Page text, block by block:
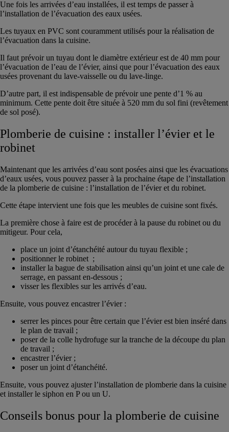
Une fois les arrivées d’eau installées, il est temps de passer à
l’installation de l’évacuation des eaux usées.
Les tuyaux en PVC sont couramment utilisés pour la réalisation de
l’évacuation dans la cuisine.
Il faut prévoir un tuyau dont le diamètre extérieur est de 40 mm pour
l’évacuation de l’eau de l’évier, ainsi que pour l’évacuation des eaux
usées provenant du lave-vaisselle ou du lave-linge.
D’autre part, il est indispensable de prévoir une pente d’1 % au
minimum. Cette pente doit être située à 520 mm du sol fini (revêtement
de sol posé).
Plomberie de cuisine : installer l’évier et le
robinet
Maintenant que les arrivées d’eau sont posées ainsi que les évacuations
d’eaux usées, vous pouvez passer à la prochaine étape de l’installation
de la plomberie de cuisine : l’installation de l’évier et du robinet.
Cette étape intervient une fois que les meubles de cuisine sont fixés.
La première chose à faire est de procéder à la pause du robinet ou du
mitigeur. Pour cela,
place un joint d’étanchéité autour du tuyau flexible ;
positionner le robinet ;
installer la bague de stabilisation ainsi qu’un joint et une cale de
serrage, en passant en-dessous ;
visser les flexibles sur les arrivés d’eau.
Ensuite, vous pouvez encastrer l’évier :
serrer les pinces pour être certain que l’évier est bien inséré dans
le plan de travail ;
poser de la colle hydrofuge sur la tranche de la découpe du plan
de travail ;
encastrer l’évier ;
poser un joint d’étanchéité.
Ensuite, vous pouvez ajuster l’installation de plomberie dans la cuisine
et installer le siphon en P ou un U.
Conseils bonus pour la plomberie de cuisine